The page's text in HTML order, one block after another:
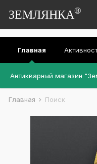
ЗЕМЛЯНКА®
Главная
Антикварный магазин
Главная Поиск